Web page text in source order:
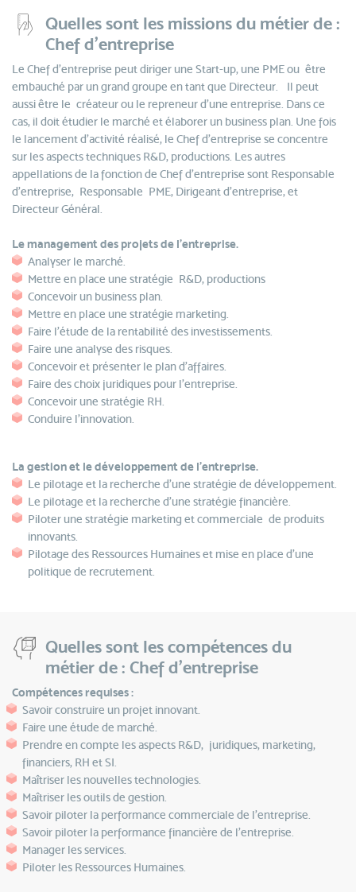
Quelles sont les missions du métier de :
Chef d’entreprise
Le Chef d'entreprise peut diriger une Start-up, une PME ou être
embauché par un grand groupe en tant que Directeur. Il peut
aussi être le créateur ou le repreneur d'une entreprise. Dans ce
cas, il doit étudier le marché et élaborer un business plan. Une fois
le lancement d'activité réalisé, le Chef d'entreprise se concentre
sur les aspects techniques R&D, productions. Les autres
appellations de la fonction de Chef d'entreprise sont Responsable
d'entreprise, Responsable PME, Dirigeant d'entreprise, et
Directeur Général.
Le management des projets de l'entreprise.
Analyser le marché.
Mettre en place une stratégie R&D, productions
Concevoir un business plan.
Mettre en place une stratégie marketing.
Faire l'étude de la rentabilité des investissements.
Faire une analyse des risques.
Concevoir et présenter le plan d'affaires.
Faire des choix juridiques pour l'entreprise.
Concevoir une stratégie RH.
Conduire l'innovation.
La gestion et le développement de l'entreprise.
Le pilotage et la recherche d'une stratégie de développement.
Le pilotage et la recherche d'une stratégie financière.
Piloter une stratégie marketing et commerciale de produits
innovants.
Pilotage des Ressources Humaines et mise en place d'une
politique de recrutement.
Quelles sont les compétences du
métier de : Chef d’entreprise
Compétences requises :
Savoir construire un projet innovant.
Faire une étude de marché.
Prendre en compte les aspects R&D, juridiques, marketing,
financiers, RH et SI.
Maîtriser les nouvelles technologies.
Maîtriser les outils de gestion.
Savoir piloter la performance commerciale de l'entreprise.
Savoir piloter la performance financière de l'entreprise.
Manager les services.
Piloter les Ressources Humaines.